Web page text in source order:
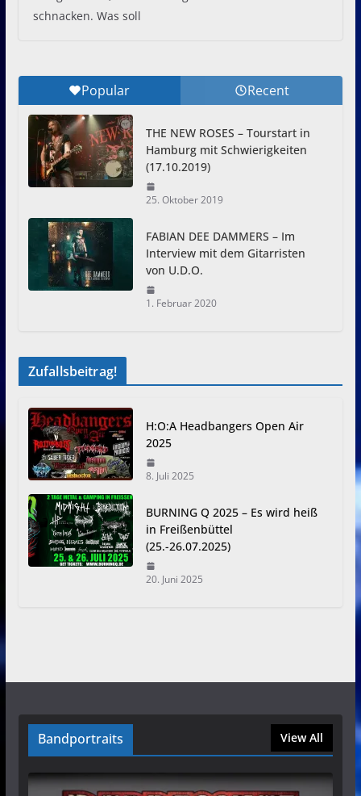
schnacken. Was soll
Popular Recent
THE NEW ROSES – Tourstart in
Hamburg mit Schwierigkeiten
(17.10.2019)
25. Oktober 2019
FABIAN DEE DAMMERS – Im
Interview mit dem Gitarristen
von U.D.O.
1. Februar 2020
Zufallsbeitrag!
H:O:A Headbangers Open Air
2025
8. Juli 2025
BURNING Q 2025 – Es wird heiß
in Freißenbüttel
(25.-26.07.2025)
20. Juni 2025
Bandportraits View All